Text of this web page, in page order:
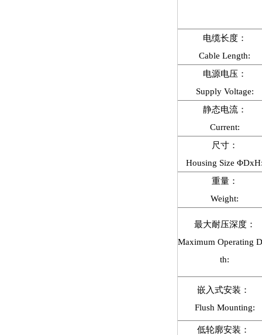
电缆长度：
Cable Length:
电源电压：
Supply Voltage:
静态电流：
Current:
尺寸：
Housing Size
重量：
Weight:
最大耐压深度：
Maximum Operating
th:
嵌入式安装：
Flush Mounting:
低轮廓安装：